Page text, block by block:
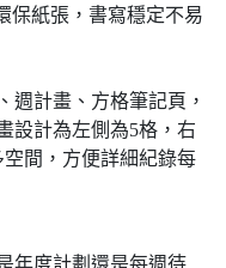
保紙張，書寫穩定不易
週計畫、方格筆記頁，
設計為左側為5格，右
間，方便詳細紀錄每
年度計劃還是每週待